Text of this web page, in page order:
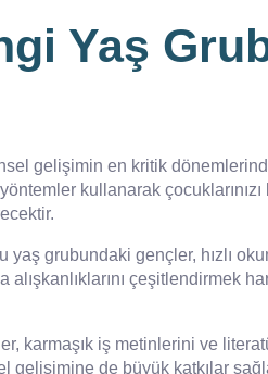
Yaş
gelişimin en kritik
kullanarak
grubundaki gençler, hızlı
çeşitlendirmek
karmaşık iş metinlerini ve
de büyük katkılar